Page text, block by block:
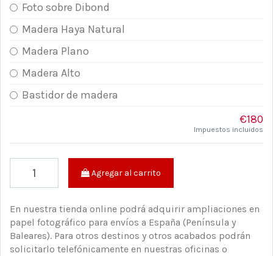
Foto sobre Dibond
Madera Haya Natural
Madera Plano
Madera Alto
Bastidor de madera
€180
Impuestos incluidos
Agregar al carrito
En nuestra tienda online podrá adquirir ampliaciones en
papel fotográfico para envíos a España (Península y
Baleares). Para otros destinos y otros acabados podrán
solicitarlo telefónicamente en nuestras oficinas o